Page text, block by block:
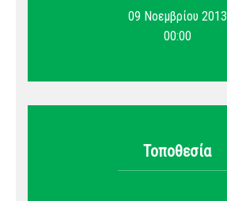
09 Νοεμβρίου 2013
00:00
Τοποθεσία